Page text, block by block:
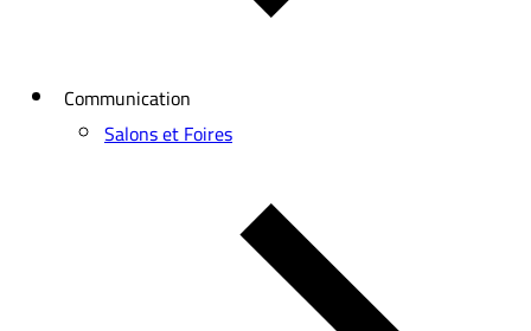
Communication
Salons et Foires